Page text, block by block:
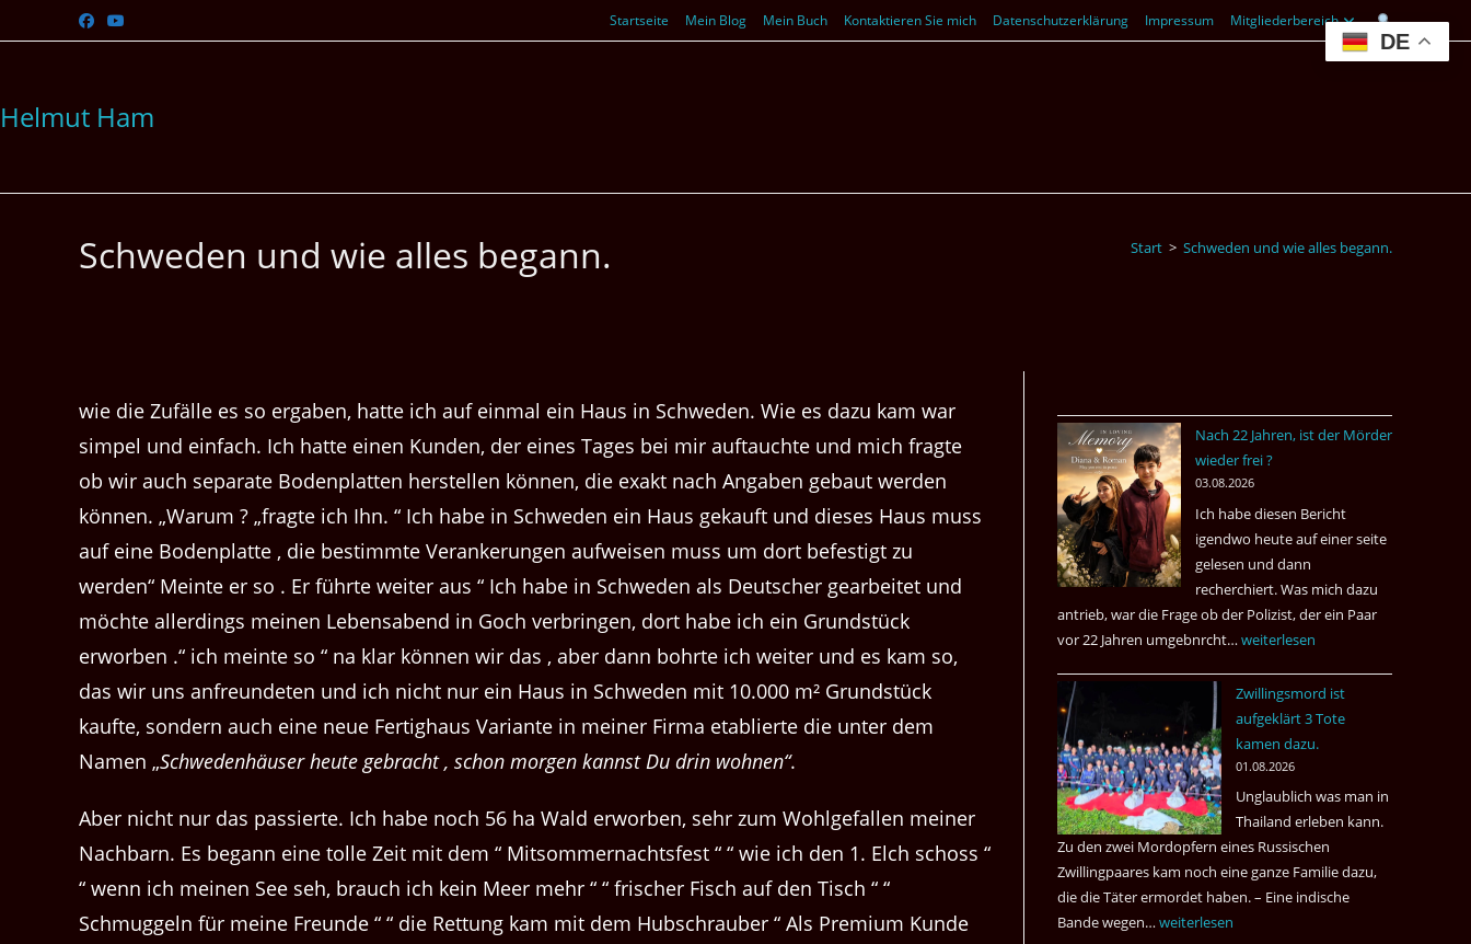
Inhalt
Startseite Mein Blog Mein Buch Kontaktieren Sie mich Datenschutzerklärung Impressum Mitgliederbereich
Helmut Ham
Schweden und wie alles begann. Start > Schweden und wie alles begann.
wie die Zufälle es so ergaben, hatte ich auf einmal ein Haus in Schweden. Wie es dazu kam war
simpel und einfach. Ich hatte einen Kunden, der eines Tages bei mir auftauchte und mich fragte
ob wir auch separate Bodenplatten herstellen können, die exakt nach Angaben gebaut werden
können. „Warum ? „fragte ich Ihn. “ Ich habe in Schweden ein Haus gekauft und dieses Haus muss
auf eine Bodenplatte , die bestimmte Verankerungen aufweisen muss um dort befestigt zu
werden“ Meinte er so . Er führte weiter aus “ Ich habe in Schweden als Deutscher gearbeitet und
möchte allerdings meinen Lebensabend in Goch verbringen, dort habe ich ein Grundstück
erworben .“ ich meinte so “ na klar können wir das , aber dann bohrte ich weiter und es kam so,
das wir uns anfreundeten und ich nicht nur ein Haus in Schweden mit 10.000 m² Grundstück
kaufte, sondern auch eine neue Fertighaus Variante in meiner Firma etablierte die unter dem
Namen „Schwedenhäuser heute gebracht , schon morgen kannst Du drin wohnen“.
Aber nicht nur das passierte. Ich habe noch 56 ha Wald erworben, sehr zum Wohlgefallen meiner
Nachbarn. Es begann eine tolle Zeit mit dem “ Mitsommernachtsfest “ “ wie ich den 1. Elch schoss “
“ wenn ich meinen See seh, brauch ich kein Meer mehr “ “ frischer Fisch auf den Tisch “ “
Schmuggeln für meine Freunde “ “ die Rettung kam mit dem Hubschrauber “ Als Premium Kunde
Nach 22 Jahren, ist der Mörder
wieder frei ?
03.08.2026
Ich habe diesen Bericht
igendwo heute auf einer seite
gelesen und dann
recherchiert. Was mich dazu
antrieb, war die Frage ob der Polizist, der ein Paar
vor 22 Jahren umgebnrcht… Nach
Jahren,
ist
der
Mörder
wieder
frei
?
weiterlesen
Zwillingsmord ist
aufgeklärt 3 Tote
kamen dazu.
01.08.2026
Unglaublich was man in
Thailand erleben kann.
Zu den zwei Mordopfern eines Russischen
Zwillingpaares kam noch eine ganze Familie dazu,
die die Täter ermordet haben. – Eine indische
Bande wegen…Zwillingsmord
weiterlesen
DE